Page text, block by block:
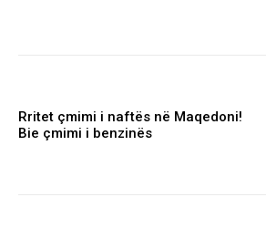
Rritet çmimi i naftës në Maqedoni!
Bie çmimi i benzinës